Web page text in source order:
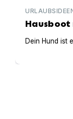
Dein Hund ist